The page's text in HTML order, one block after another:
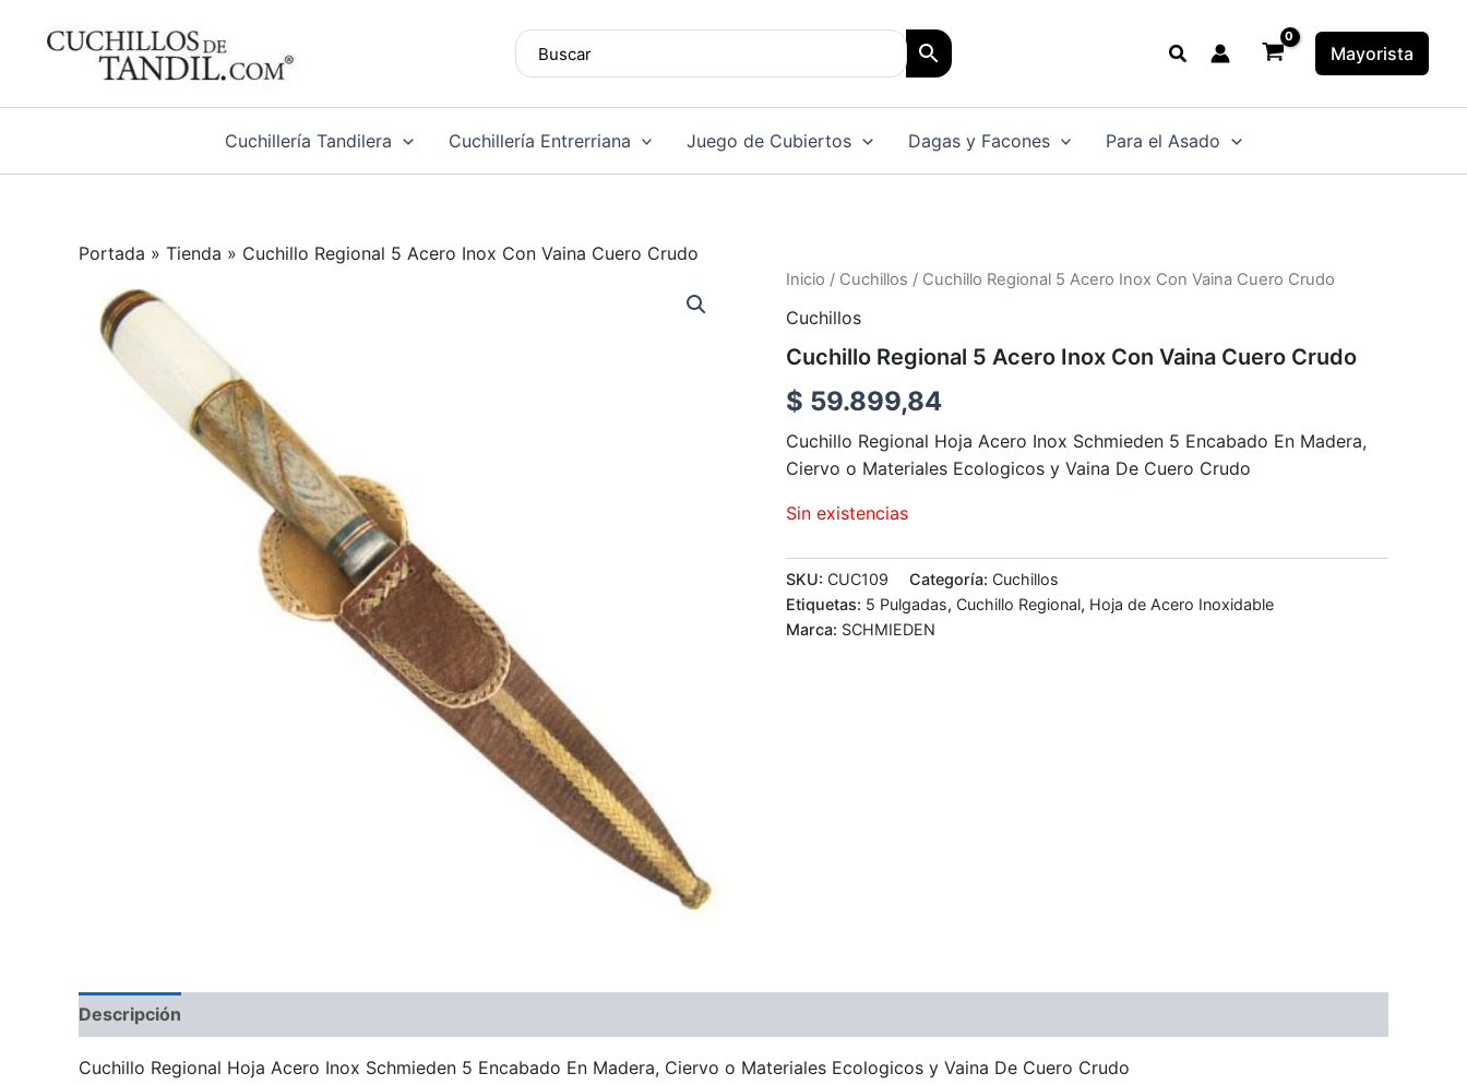
Buscar Mayorista
Cuchillería Tandilera Cuchillería Entrerriana Juego de Cubiertos Dagas y Facones Para el Asado
Portada » Tienda » Cuchillo Regional 5 Acero Inox Con Vaina Cuero Crudo
Inicio / Cuchillos / Cuchillo Regional 5 Acero Inox Con Vaina Cuero Crudo
Cuchillos
Cuchillo Regional 5 Acero Inox Con Vaina Cuero Crudo
$ 59.899,84
Cuchillo Regional Hoja Acero Inox Schmieden 5 Encabado En Madera,
Ciervo o Materiales Ecologicos y Vaina De Cuero Crudo
Sin existencias
SKU: CUC109 Categoría: Cuchillos
Etiquetas: 5 Pulgadas, Cuchillo Regional, Hoja de Acero Inoxidable
Marca: SCHMIEDEN
Descripción
Cuchillo Regional Hoja Acero Inox Schmieden 5 Encabado En Madera, Ciervo o Materiales Ecologicos y Vaina De Cuero Crudo